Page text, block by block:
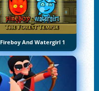
Fireboy And Watergirl 1